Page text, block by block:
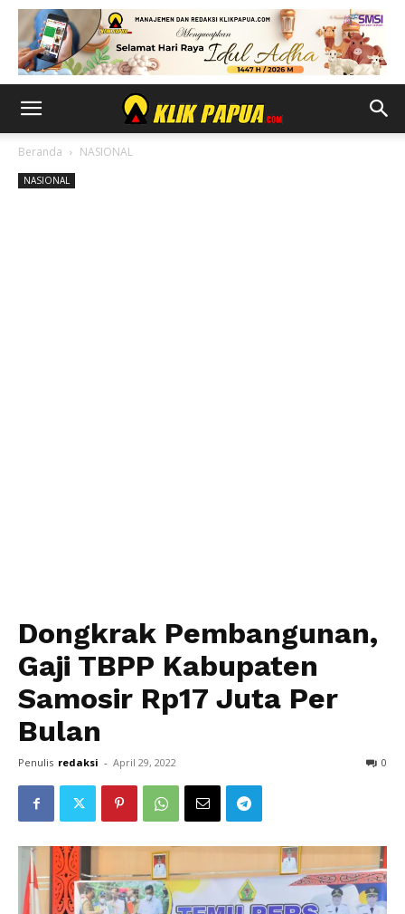
Beranda NASIONAL
NASIONAL
Dongkrak Pembangunan,
Gaji TBPP Kabupaten
Samosir Rp17 Juta Per
Bulan
Penulis redaksi - April 29, 2022 0